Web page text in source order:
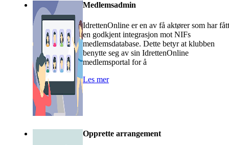
Medlemsadmin
IdrettenOnline er en av få aktører som har fått
en godkjent integrasjon mot NIFs
medlemsdatabase. Dette betyr at klubben
benytte seg av sin IdrettenOnline
medlemsportal for å
Les mer
Opprette arrangement